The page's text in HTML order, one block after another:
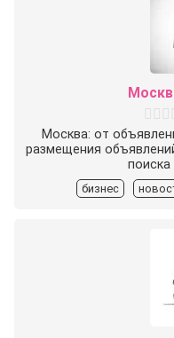
Москва: от
размещения
бизнес